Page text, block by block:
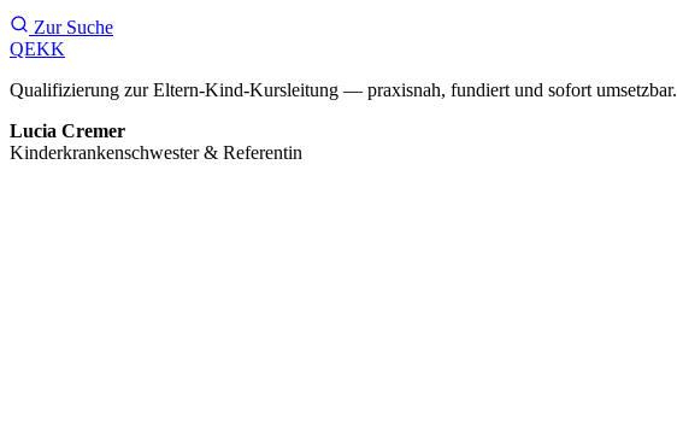
Zur Suche
QEKK
Qualifizierung zur Eltern-Kind-Kursleitung — praxisnah, fundiert und sofort umsetzbar.
Lucia Cremer
Kinderkrankenschwester & Referentin